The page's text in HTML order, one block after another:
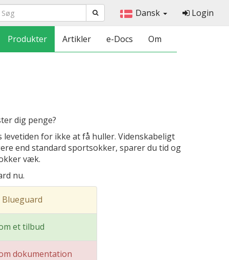
Dansk Login
Produkter Artikler e-Docs Om
dig penge?
for ikke at få huller. Videnskabeligt
end standard sportsokker, sparer du tid og
væk.
nu.
et tilbud
dokumentation